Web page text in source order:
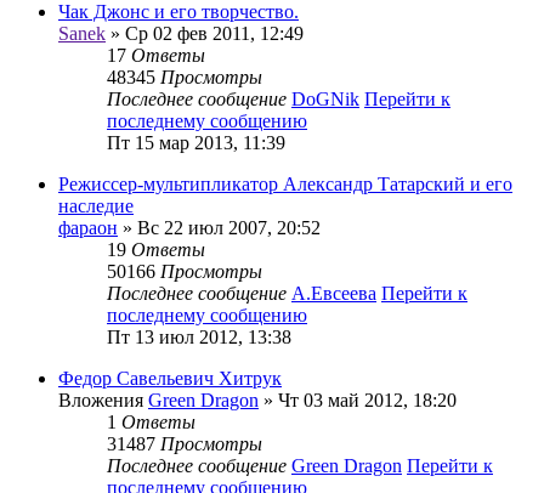
Чак Джонс и его творчество.
Sanek » Ср 02 фев 2011, 12:49
17 Ответы
48345 Просмотры
Последнее сообщение DoGNik Перейти к
последнему сообщению
Пт 15 мар 2013, 11:39
Режиссер-мультипликатор Александр Татарский и его
наследие
фараон » Вс 22 июл 2007, 20:52
19 Ответы
50166 Просмотры
Последнее сообщение А.Евсеева Перейти к
последнему сообщению
Пт 13 июл 2012, 13:38
Федор Савельевич Хитрук
Вложения Green Dragon » Чт 03 май 2012, 18:20
1 Ответы
31487 Просмотры
Последнее сообщение Green Dragon Перейти к
последнему сообщению